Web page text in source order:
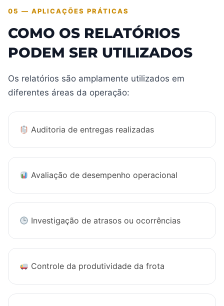
05 — APLICAÇÕES PRÁTICAS
COMO OS RELATÓRIOS
PODEM SER UTILIZADOS
Os relatórios são amplamente utilizados em
diferentes áreas da operação:
Auditoria de entregas realizadas
Avaliação de desempenho operacional
Investigação de atrasos ou ocorrências
Controle da produtividade da frota